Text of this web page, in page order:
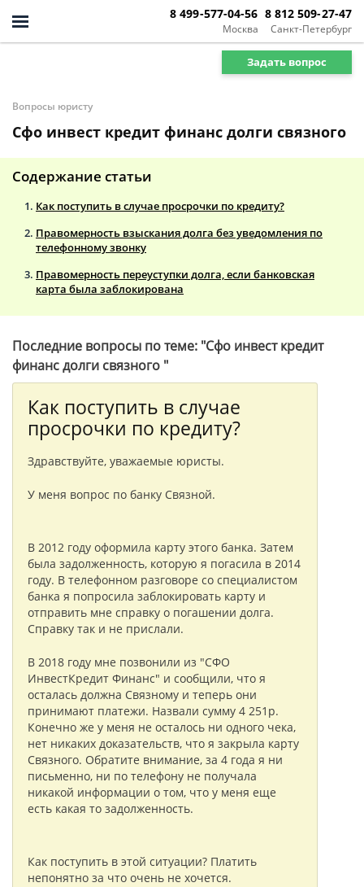
Москва
8 499-577-04-56
Санкт-Петербург
8 812 509-27-47
Задать вопрос
Вопросы юристу
Сфо инвест кредит финанс долги связного
Содержание статьи
Как поступить в случае просрочки по кредиту?
Правомерность взыскания долга без уведомления по
телефонному звонку
Правомерность переуступки долга, если банковская
карта была заблокирована
Последние вопросы по теме: "Сфо инвест кредит
финанс долги связного "
Как поступить в случае
просрочки по кредиту?
Здравствуйте, уважаемые юристы.
У меня вопрос по банку Связной.
В 2012 году оформила карту этого банка. Затем
была задолженность, которую я погасила в 2014
году. В телефонном разговоре со специалистом
банка я попросила заблокировать карту и
отправить мне справку о погашении долга.
Справку так и не прислали.
В 2018 году мне позвонили из "СФО
ИнвестКредит Финанс" и сообщили, что я
осталась должна Связному и теперь они
принимают платежи. Назвали сумму 4 251р.
Конечно же у меня не осталось ни одного чека,
нет никаких доказательств, что я закрыла карту
Связного. Обратите внимание, за 4 года я ни
письменно, ни по телефону не получала
никакой информации о том, что у меня еще
есть какая то задолженность.
Как поступить в этой ситуации? Платить
непонятно за что очень не хочется.